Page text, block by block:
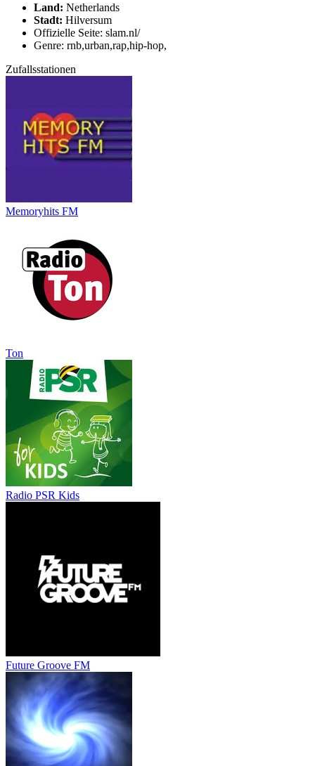
Land: Netherlands
Stadt: Hilversum
Offizielle Seite: slam.nl/
Genre: rnb,urban,rap,hip-hop,
Zufallsstationen
Memoryhits FM
Ton
Radio PSR Kids
Future Groove FM